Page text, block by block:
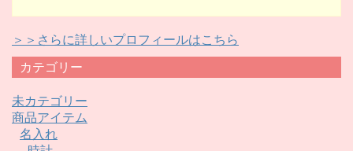
＞＞さらに詳しいプロフィールはこちら
カテゴリー
未カテゴリー
商品アイテム
名入れ